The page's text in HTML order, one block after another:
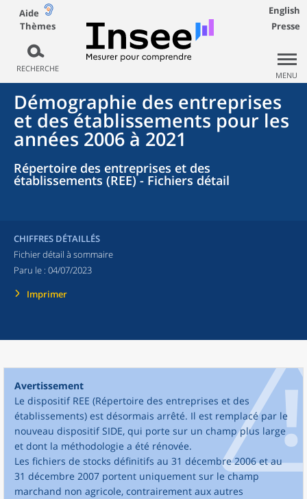
Aide
Thèmes
RECHERCHE
English
Presse
MENU
Démographie des entreprises
et des établissements pour les
années 2006 à 2021
Répertoire des entreprises et des
établissements (REE) - Fichiers détail
CHIFFRES DÉTAILLÉS
Fichier détail à sommaire
Paru le : 04/07/2023
Imprimer
Avertissement
Le dispositif REE (Répertoire des entreprises et des
établissements) est désormais arrêté. Il est remplacé par le
nouveau dispositif SIDE, qui porte sur un champ plus large
et dont la méthodologie a été rénovée.
Les fichiers de stocks définitifs au 31 décembre 2006 et au
31 décembre 2007 portent uniquement sur le champ
marchand non agricole, contrairement aux autres